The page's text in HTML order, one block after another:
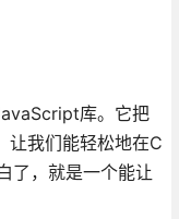
库。它把
让我们能轻松地在C
了，就是一个能让